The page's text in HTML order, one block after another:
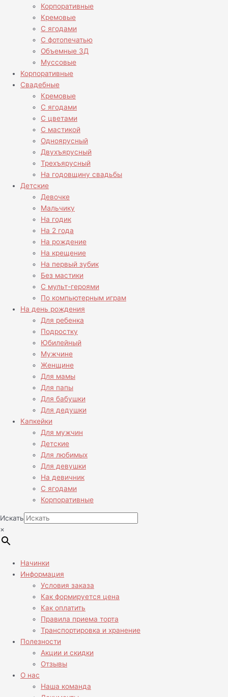
Корпоративные
Кремовые
С ягодами
С фотопечатью
Объемные 3Д
Муссовые
Корпоративные
Свадебные
Кремовые
С ягодами
С цветами
С мастикой
Одноярусный
Двухъярусный
Трехъярусный
На годовщину свадьбы
Детские
Девочке
Мальчику
На годик
На 2 года
На рождение
На крещение
На первый зубик
Без мастики
С мульт-героями
По компьютерным играм
На день рождения
Для ребенка
Подростку
Юбилейный
Мужчине
Женщине
Для мамы
Для папы
Для бабушки
Для дедушки
Капкейки
Для мужчин
Детские
Для любимых
Для девушки
На девичник
С ягодами
Корпоративные
Искать
×
Начинки
Информация
Условия заказа
Как формируется цена
Как оплатить
Правила приема торта
Транспортировка и хранение
Полезности
Акции и скидки
Отзывы
О нас
Наша команда